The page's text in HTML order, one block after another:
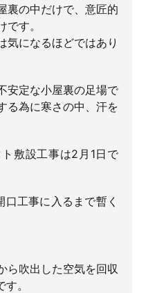
裏の中だけで、意匠的
す。
気になるほどではあり
安定な小屋裏の足場で
る為に寒さの中、汗を
敷設工事は2月1日で
工事に入るまで暫く
ら吹出した空気を回収
。